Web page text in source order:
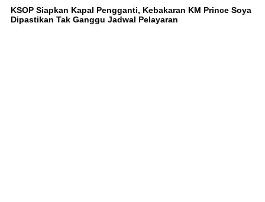
KSOP Siapkan Kapal Pengganti, Kebakaran KM Prince Soya
Dipastikan Tak Ganggu Jadwal Pelayaran